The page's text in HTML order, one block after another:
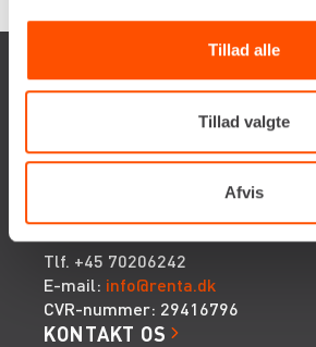
Tillad alle
Tillad valgte
Afvis
Renta A/S
DK-2650 Hvidovre
Tlf. +45 70206242
E-mail: info@renta.dk
CVR-nummer: 29416796
KONTAKT OS